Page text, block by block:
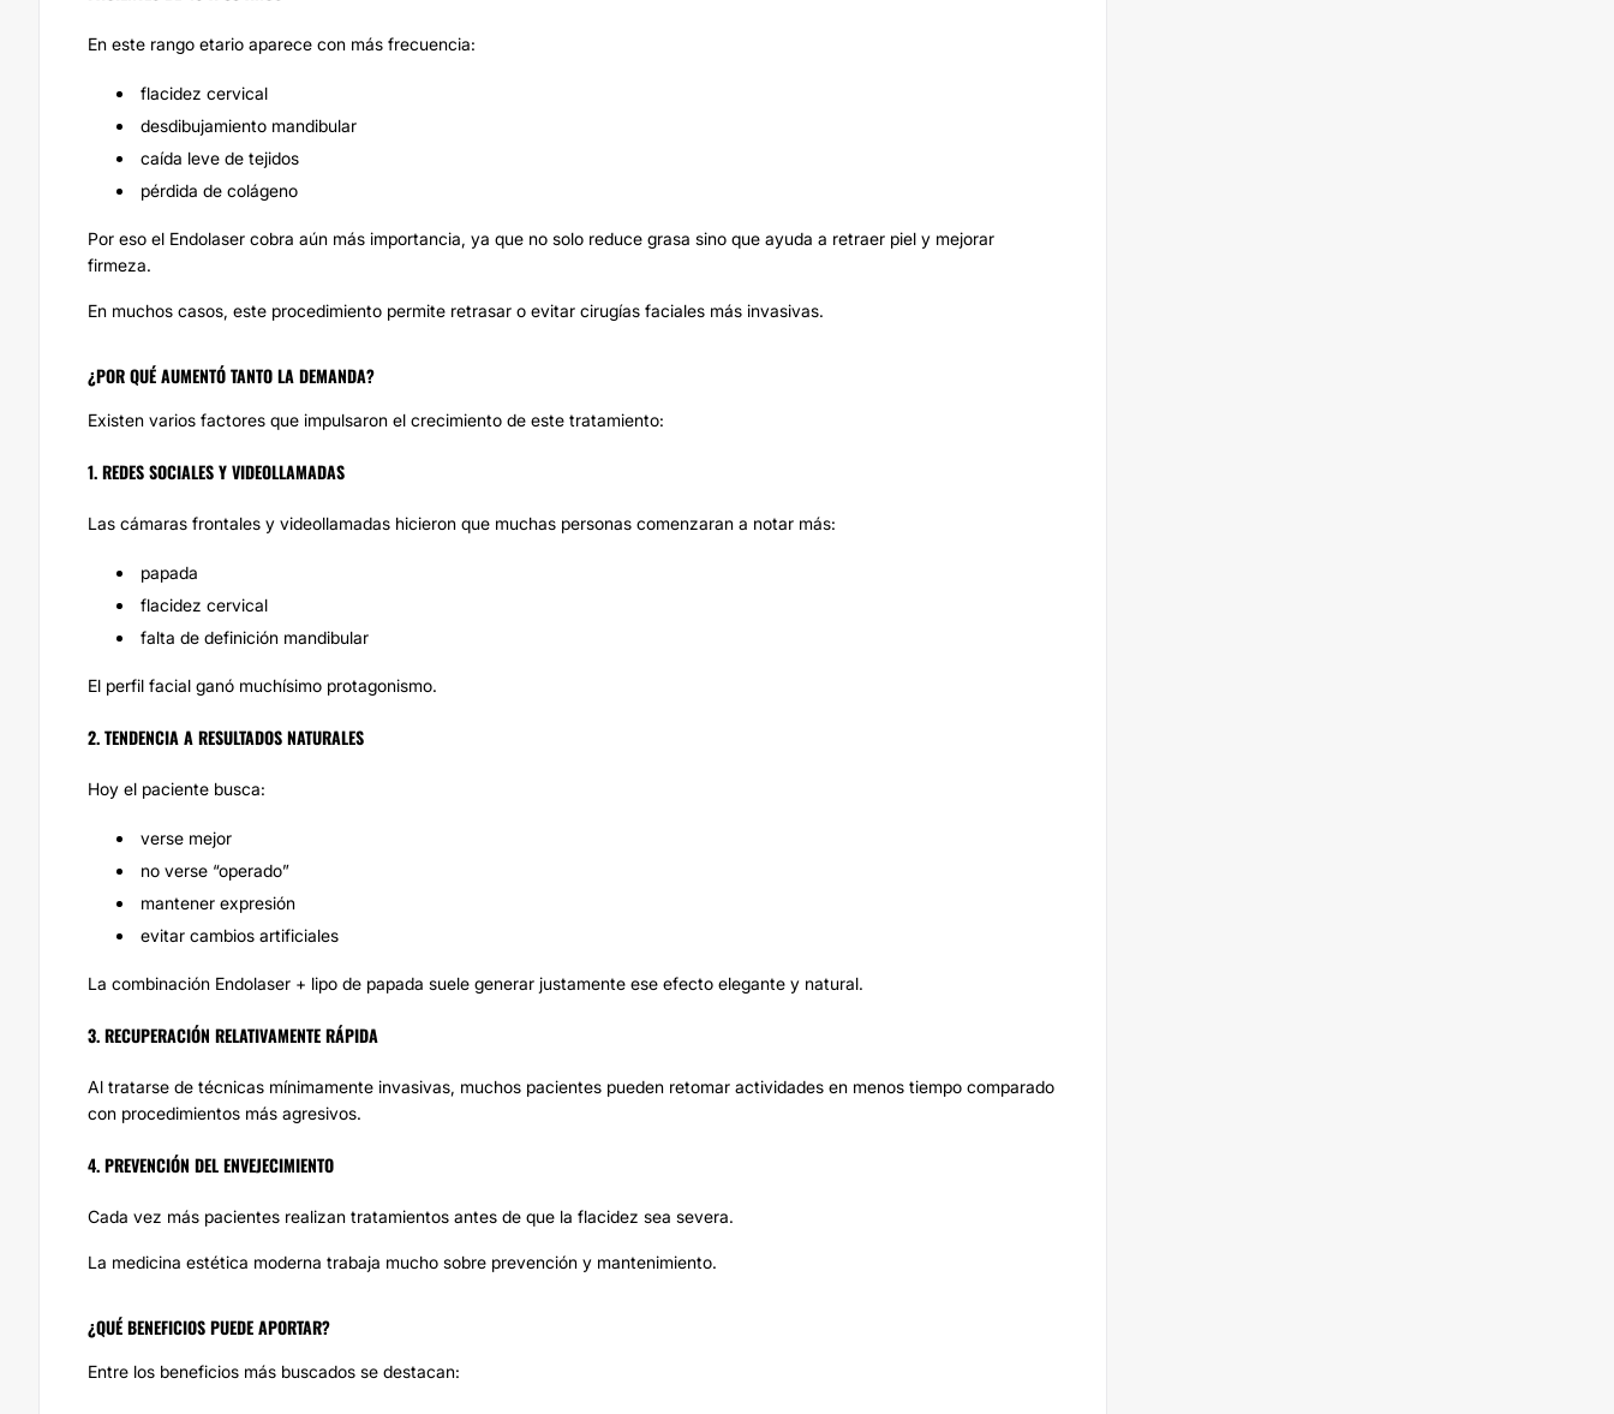
En este rango etario aparece con más frecuencia:
flacidez cervical
desdibujamiento mandibular
caída leve de tejidos
pérdida de colágeno
Por eso el Endolaser cobra aún más importancia, ya que no solo reduce grasa sino que ayuda a retraer piel y mejorar
firmeza.
En muchos casos, este procedimiento permite retrasar o evitar cirugías faciales más invasivas.
¿POR QUÉ AUMENTÓ TANTO LA DEMANDA?
Existen varios factores que impulsaron el crecimiento de este tratamiento:
1. REDES SOCIALES Y VIDEOLLAMADAS
Las cámaras frontales y videollamadas hicieron que muchas personas comenzaran a notar más:
papada
flacidez cervical
falta de definición mandibular
El perfil facial ganó muchísimo protagonismo.
2. TENDENCIA A RESULTADOS NATURALES
Hoy el paciente busca:
verse mejor
no verse “operado”
mantener expresión
evitar cambios artificiales
La combinación Endolaser + lipo de papada suele generar justamente ese efecto elegante y natural.
3. RECUPERACIÓN RELATIVAMENTE RÁPIDA
Al tratarse de técnicas mínimamente invasivas, muchos pacientes pueden retomar actividades en menos tiempo comparado
con procedimientos más agresivos.
4. PREVENCIÓN DEL ENVEJECIMIENTO
Cada vez más pacientes realizan tratamientos antes de que la flacidez sea severa.
La medicina estética moderna trabaja mucho sobre prevención y mantenimiento.
¿QUÉ BENEFICIOS PUEDE APORTAR?
Entre los beneficios más buscados se destacan: